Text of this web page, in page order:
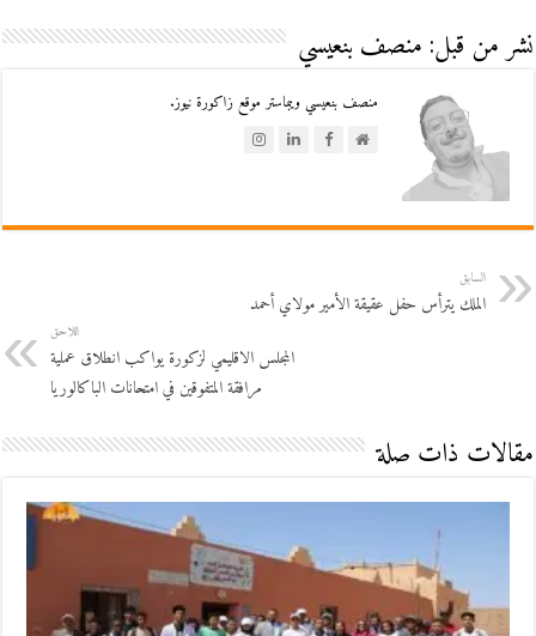
نشر من قبل: منصف بنعيسي
منصف بنعيسي ويبماستر موقع زاكورة نيوز.
السابق
الملك يترأس حفل عقيقة الأمير مولاي أحمد
اللاحق
المجلس الاقليمي لزكورة يواكب انطلاق عملية
مرافقة المتفوقين في امتحانات الباكالوريا
مقالات ذات صلة